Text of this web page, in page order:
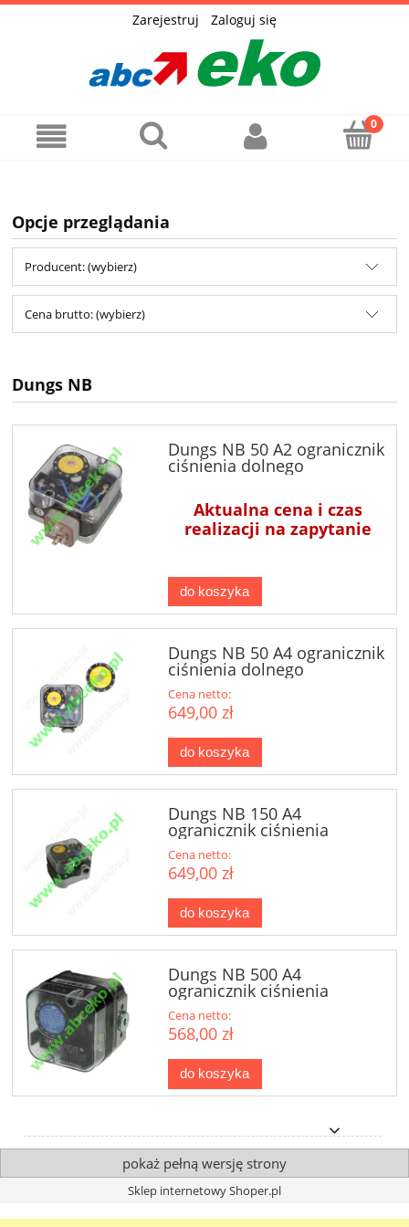
Zarejestruj Zaloguj się
Opcje przeglądania
Producent: (wybierz)
Cena brutto: (wybierz)
Dungs NB
Dungs NB 50 A2 ogranicznik
ciśnienia dolnego
Aktualna cena i czas
realizacji na zapytanie
do koszyka
Dungs NB 50 A4 ogranicznik
ciśnienia dolnego
Cena netto:
649,00 zł
do koszyka
Dungs NB 150 A4
ogranicznik ciśnienia
dolnego
Cena netto:
649,00 zł
do koszyka
Dungs NB 500 A4
ogranicznik ciśnienia
dolnego
Cena netto:
568,00 zł
do koszyka
pokaż pełną wersję strony
Sklep internetowy Shoper.pl